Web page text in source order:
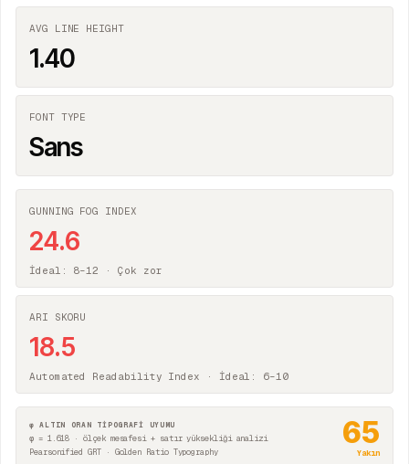
AVG LINE HEIGHT
1.40
FONT TYPE
Sans
GUNNING FOG INDEX
24.6
İdeal: 8–12 · Çok zor
ARI SKORU
18.5
Automated Readability Index · İdeal: 6–10
φ ALTIN ORAN TİPOGRAFİ UYUMU
φ = 1.618 · ölçek mesafesi + satır yüksekliği analizi
Pearsonified GRT · Golden Ratio Typography
65
Yakın